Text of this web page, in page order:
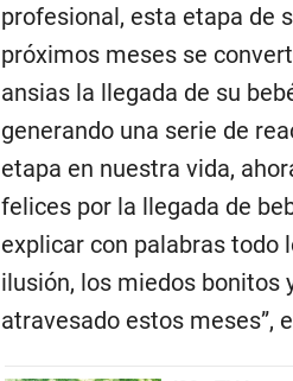
profesional, esta etapa de
próximos meses se
ansias la llegada de su
generando una serie de
etapa en nuestra vida,
felices por la llegada de
explicar con palabras todo
ilusión, los miedos bonitos
atravesado estos meses”,